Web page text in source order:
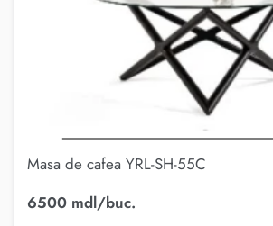
Masa de cafea YRL-SH-55C
6500 mdl/buc.